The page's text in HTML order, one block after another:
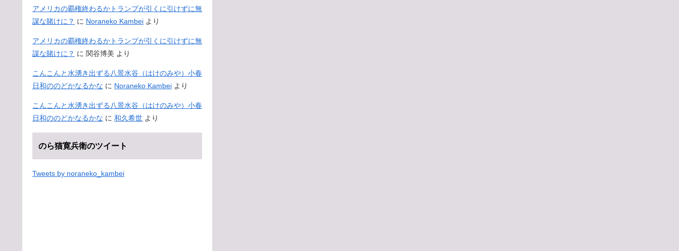
アメリカの覇権終わるかトランプが引くに引けずに無
謀な賭けに？ に Noraneko Kambei より
アメリカの覇権終わるかトランプが引くに引けずに無
謀な賭けに？ に 関谷博美 より
こんこんと水湧き出ずる八景水谷（はけのみや）小春
日和ののどかなるかな に Noraneko Kambei より
こんこんと水湧き出ずる八景水谷（はけのみや）小春
日和ののどかなるかな に 和久希世 より
のら猫寛兵衛のツイート
Tweets by noraneko_kambei